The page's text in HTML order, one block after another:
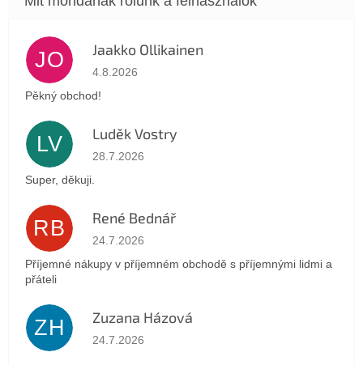
JO Jaakko Ollikainen
Az áruház értékelése 5-ből 5 csillag.
4.8.2026
Pěkný obchod!
LV Luděk Vostry
Az áruház értékelése 5-ből 5 csillag.
28.7.2026
Super, děkuji.
RB René Bednář
Az áruház értékelése 5-ből 5 csillag.
24.7.2026
Příjemné nákupy v příjemném obchodě s příjemnými lidmi a
přáteli
ZH Zuzana Házová
Az áruház értékelése 5-ből 5 csillag.
24.7.2026